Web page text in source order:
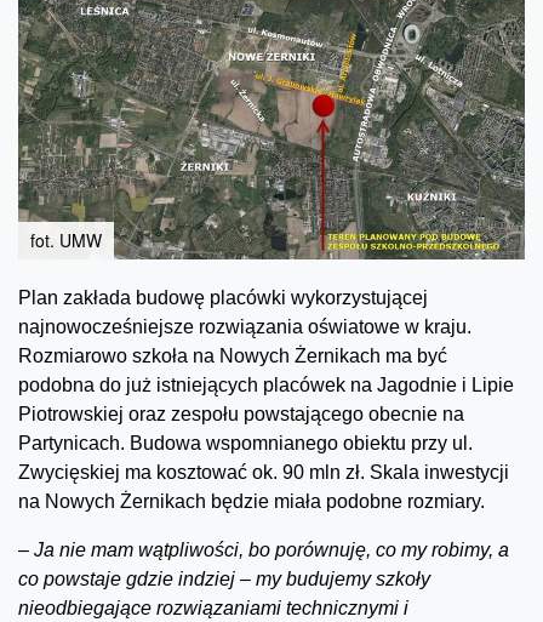
fot. UMW
Plan zakłada budowę placówki wykorzystującej
najnowocześniejsze rozwiązania oświatowe w kraju.
Rozmiarowo szkoła na Nowych Żernikach ma być
podobna do już istniejących placówek na Jagodnie i Lipie
Piotrowskiej oraz zespołu powstającego obecnie na
Partynicach. Budowa wspomnianego obiektu przy ul.
Zwycięskiej ma kosztować ok. 90 mln zł. Skala inwestycji
na Nowych Żernikach będzie miała podobne rozmiary.
– Ja nie mam wątpliwości, bo porównuję, co my robimy, a
co powstaje gdzie indziej – my budujemy szkoły
nieodbiegające rozwiązaniami technicznymi i